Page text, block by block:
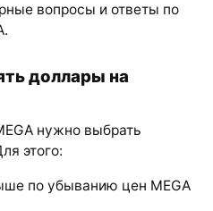
вопросы и ответы по
доллары на
нужно выбрать
этого:
по убыванию цен MEGA